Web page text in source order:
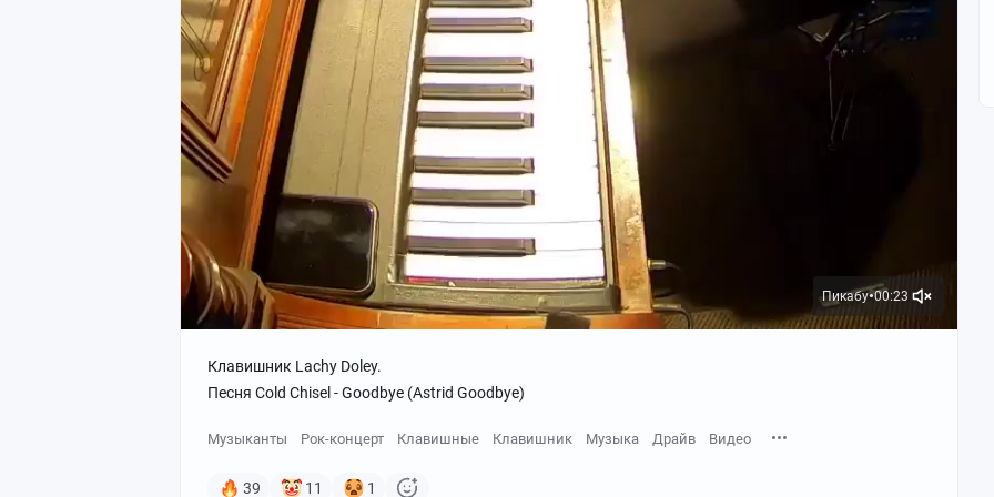
Пикабу●00:23
Клавишник Lachy Doley.
Песня Cold Chisel - Goodbye (Astrid Goodbye)
Музыканты Рок-концерт Клавишные Клавишник Музыка Драйв Видео
39 11 1